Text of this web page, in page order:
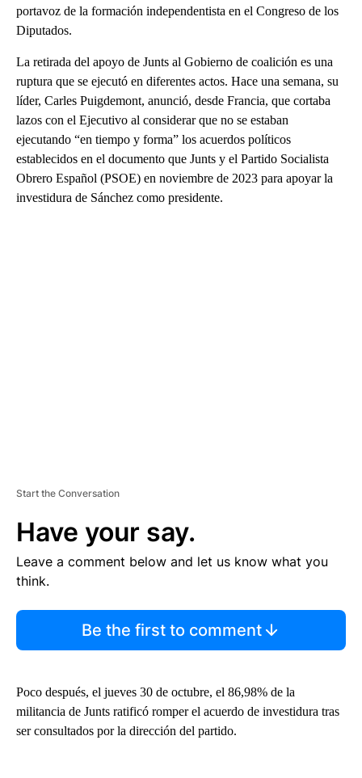
portavoz de la formación independentista en el Congreso de los
Diputados.
La retirada del apoyo de Junts al Gobierno de coalición es una
ruptura que se ejecutó en diferentes actos. Hace una semana, su
líder, Carles Puigdemont, anunció, desde Francia, que cortaba
lazos con el Ejecutivo al considerar que no se estaban
ejecutando “en tiempo y forma” los acuerdos políticos
establecidos en el documento que Junts y el Partido Socialista
Obrero Español (PSOE) en noviembre de 2023 para apoyar la
investidura de Sánchez como presidente.
Start the Conversation
Have your say.
Leave a comment below and let us know what you
think.
Be the first to comment
Poco después, el jueves 30 de octubre, el 86,98% de la
militancia de Junts ratificó romper el acuerdo de investidura tras
ser consultados por la dirección del partido.